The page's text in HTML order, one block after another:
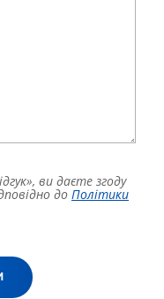
ви даєте згоду
до Політики